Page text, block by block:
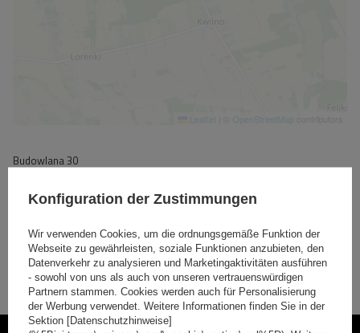
Leaflet OpenStreetMap
Budowlana 30
+48 22 100 22 48
sklep@interpack.eu
mehr Informationen
Auf Karte anzeigen
Konfiguration der Zustimmungen
Wir verwenden Cookies, um die ordnungsgemäße Funktion der
Webseite zu gewährleisten, soziale Funktionen anzubieten, den
Datenverkehr zu analysieren und Marketingaktivitäten ausführen
- sowohl von uns als auch von unseren vertrauenswürdigen
Partnern stammen. Cookies werden auch für Personalisierung
der Werbung verwendet. Weitere Informationen finden Sie in der
Sektion [Datenschutzhinweise]